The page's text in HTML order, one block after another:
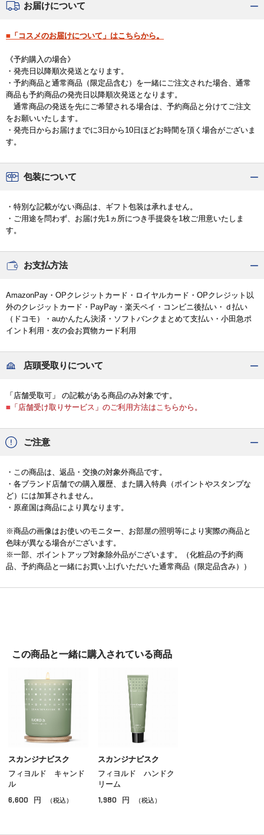
お届けについて
■「コスメのお届けについて」はこちらから。
《予約購入の場合》
・発売日以降順次発送となります。
・予約商品と通常商品（限定品含む）を一緒にご注文された場合、通常
商品も予約商品の発売日以降順次発送となります。
通常商品の発送を先にご希望される場合は、予約商品と分けてご注文
をお願いいたします。
・発売日からお届けまでに3日から10日ほどお時間を頂く場合がございま
す。
包装について
・特別な記載がない商品は、ギフト包装は承れません。
・ご用途を問わず、お届け先1ヵ所につき手提袋を1枚ご用意いたしま
す。
お支払方法
AmazonPay・OPクレジットカード・ロイヤルカード・OPクレジット以
外のクレジットカード・PayPay・楽天ペイ・コンビニ後払い・ｄ払い
（ドコモ）・auかんたん決済・ソフトバンクまとめて支払い・小田急ポ
イント利用・友の会お買物カード利用
店頭受取りについて
「店舗受取可」 の記載がある商品のみ対象です。
■「店舗受け取りサービス」のご利用方法はこちらから。
ご注意
・この商品は、返品・交換の対象外商品です。
・各ブランド店舗での購入履歴、また購入特典（ポイントやスタンプな
ど）には加算されません。
・原産国は商品により異なります。
※商品の画像はお使いのモニター、お部屋の照明等により実際の商品と
色味が異なる場合がございます。
※一部、ポイントアップ対象除外品がございます。（化粧品の予約商
品、予約商品と一緒にお買い上げいただいた通常商品（限定品含み））
この商品と一緒に購入されている商品
スカンジナビスク
フィヨルド キャンド
ル
6,600 円 （税込）
スカンジナビスク
フィヨルド ハンドク
リーム
1,980 円 （税込）